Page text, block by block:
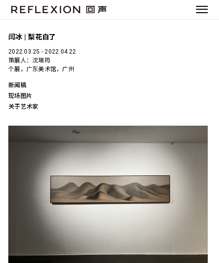
闫冰 | 梨花白了
2022.03.25 - 2022.04.22
策展人：沈瑞筠
个展，广东美术馆，广州
新闻稿
现场图片
关于艺术家